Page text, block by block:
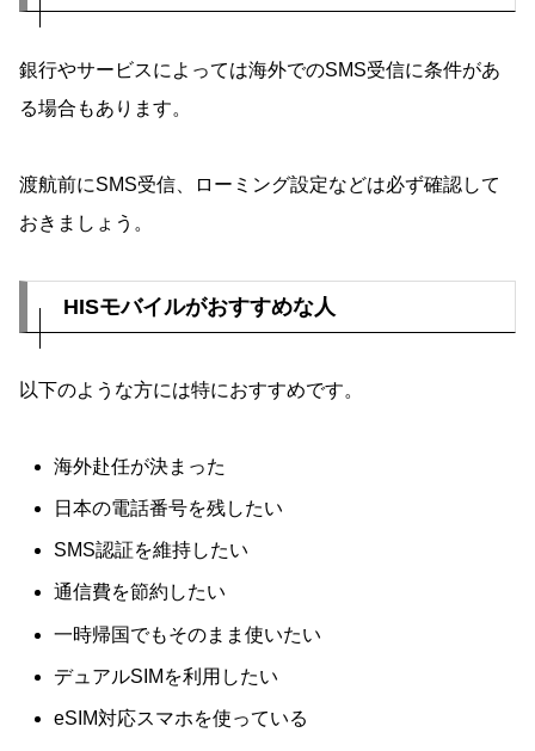
銀行やサービスによっては海外でのSMS受信に条件があ
る場合もあります。
渡航前にSMS受信、ローミング設定などは必ず確認して
おきましょう。
HISモバイルがおすすめな人
以下のような方には特におすすめです。
海外赴任が決まった
日本の電話番号を残したい
SMS認証を維持したい
通信費を節約したい
一時帰国でもそのまま使いたい
デュアルSIMを利用したい
eSIM対応スマホを使っている